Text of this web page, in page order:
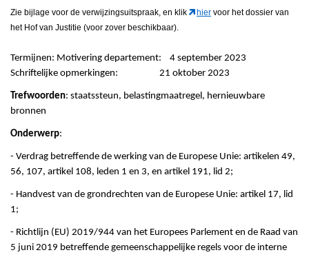
Zie bijlage voor de verwijzingsuitspraak, en klik hier voor het dossier van
het Hof van Justitie (voor zover beschikbaar).
Termijnen: Motivering departement: 4 september 2023
Schriftelijke opmerkingen: 21 oktober 2023
Trefwoorden: staatssteun, belastingmaatregel, hernieuwbare
bronnen
Onderwerp:
- Verdrag betreffende de werking van de Europese Unie: artikelen 49,
56, 107, artikel 108, leden 1 en 3, en artikel 191, lid 2;
- Handvest van de grondrechten van de Europese Unie: artikel 17, lid
1;
- Richtlijn (EU) 2019/944 van het Europees Parlement en de Raad van
5 juni 2019 betreffende gemeenschappelijke regels voor de interne